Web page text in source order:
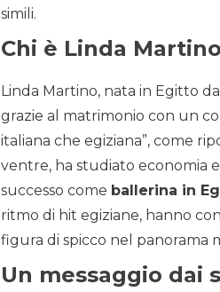
simili.
Chi è Linda Martino
Linda Martino, nata in Egitto
grazie al matrimonio con un
italiana che egiziana”, come
ventre, ha studiato economia
successo come ballerina in
ritmo di hit egiziane, hanno
figura di spicco nel panorama
Un messaggio dai